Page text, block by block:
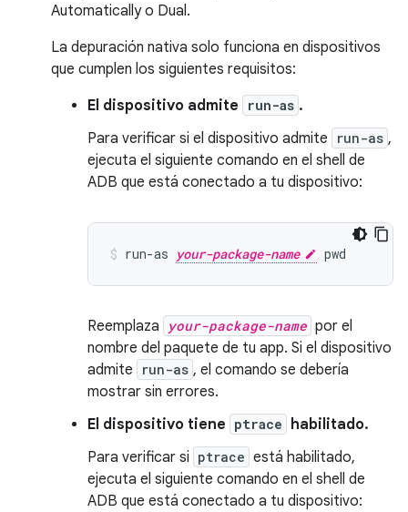
Automatically o Dual.
La depuración nativa solo funciona en dispositivos
que cumplen los siguientes requisitos:
El dispositivo admite
run-as .
Para verificar si el dispositivo admite
run-as ,
ejecuta el siguiente comando en el shell de
ADB que está conectado a tu dispositivo:
run-as your-package-name
Reemplaza your-package-name por el
nombre del paquete de tu app. Si el dispositivo
admite
run-as , el comando se debería
mostrar sin errores.
El dispositivo tiene ptrace
habilitado.
Para verificar si ptrace está habilitado,
ejecuta el siguiente comando en el shell de
ADB que está conectado a tu dispositivo: